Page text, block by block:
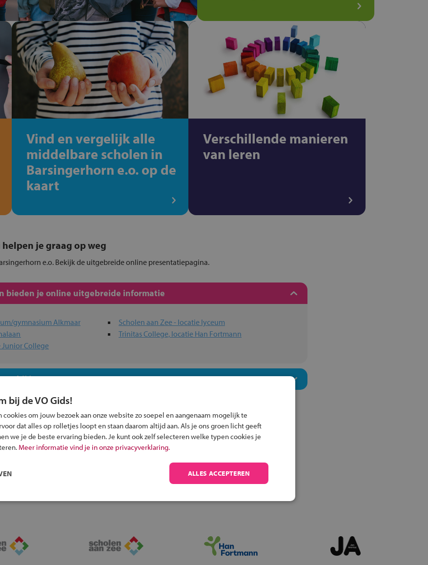
Vind en vergelijk alle
middelbare scholen in
Barsingerhorn e.o. op de
kaart
Verschillende manieren
van leren
je graag op weg
e.o. Bekijk de uitgebreide online presentatiepagina.
bieden je online uitgebreide informatie
gymnasium Alkmaar
Junior College
Scholen aan Zee - locatie lyceum
Trinitas College, locatie Han Fortmann
bij jou?
Inschrijven?
Alle informatie om je kind aan te melden bij
bij de VO Gids!
om jouw bezoek aan onze website zo soepel en aangenaam mogelijk te
dat alles op rolletjes loopt en staan daarom altijd aan. Als je ons groen licht geeft
we je de beste ervaring bieden. Je kunt ook zelf selecteren welke typen cookies je
Meer informatie vind je in onze privacyverklaring.
ALLES ACCEPTEREN